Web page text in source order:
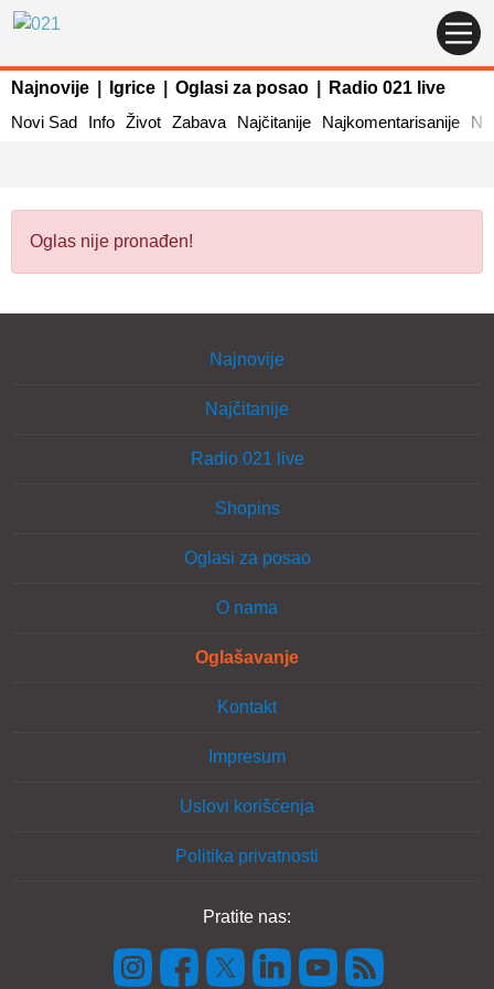
Najnovije Igrice Oglasi za posao
Radio 021 live
Novi Sad
Info Život Zabava Najčitanije Najkomentarisanije
Oglas nije pronađen!
Najnovije
Najčitanije
Radio 021 live
Shopins
Oglasi za posao
O nama
Oglašavanje
Kontakt
Impresum
Uslovi korišćenja
Politika privatnosti
Pratite nas: